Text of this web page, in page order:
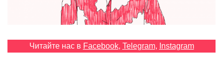
Читайте нас в Facebook, Telegram, Instagram